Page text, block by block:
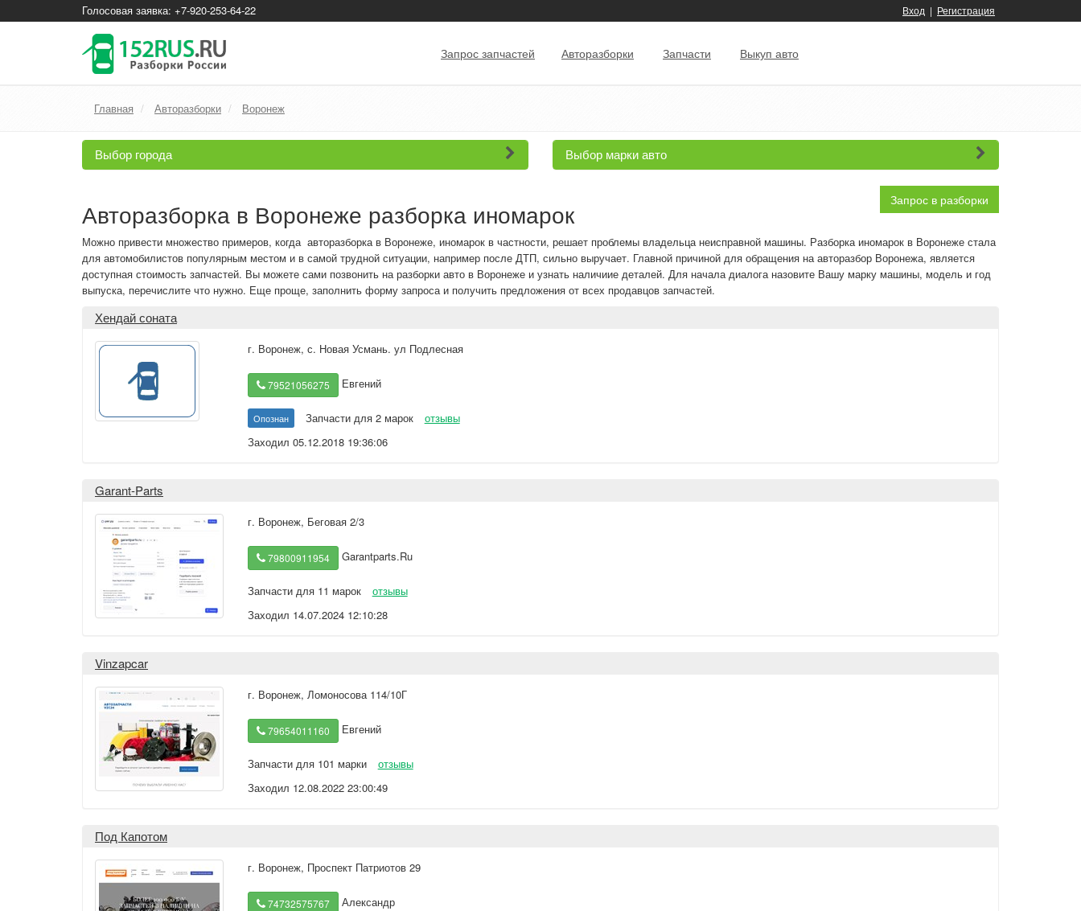
Голосовая заявка: +7-920-253-64-22 Вход | Регистрация
Запрос запчастей Авторазборки Запчасти Выкуп авто
Главная Авторазборки Воронеж
Выбор города Выбор марки авто
Запрос в разборки
Авторазборка в Воронеже разборка иномарок
Можно привести множество примеров, когда авторазборка в Воронеже, иномарок в частности, решает проблемы владельца неисправной машины. Разборка иномарок в Воронеже стала
для автомобилистов популярным местом и в самой трудной ситуации, например после ДТП, сильно выручает. Главной причиной для обращения на авторазбор Воронежа, является
доступная стоимость запчастей. Вы можете сами позвонить на разборки авто в Воронеже и узнать наличиие деталей. Для начала диалога назовите Вашу марку машины, модель и год
выпуска, перечислите что нужно. Еще проще, заполнить форму запроса и получить предложения от всех продавцов запчастей.
Хендай соната
г. Воронеж, с. Новая Усмань. ул Подлесная
79521056275 Евгений
Опознан Запчасти для 2 марок
отзывы
Заходил 05.12.2018 19:36:06
Garant-Parts
г. Воронеж, Беговая 2/3
79800911954 Garantparts.Ru
Запчасти для 11 марок
отзывы
Заходил 14.07.2024 12:10:28
Vinzapcar
г. Воронеж, Ломоносова 114/10Г
79654011160 Евгений
Запчасти для 101 марки
отзывы
Заходил 12.08.2022 23:00:49
Под Капотом
г. Воронеж, Проспект Патриотов 29
74732575767 Александр